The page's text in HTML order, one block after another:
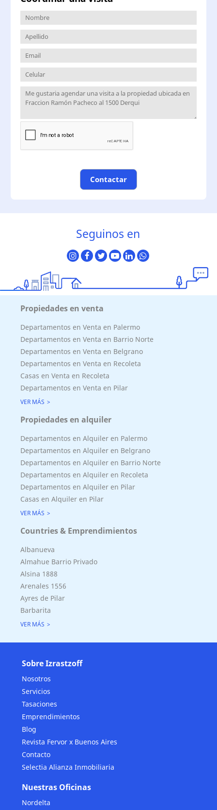
Superficie Terreno 42098.00 M2
Superficie total del inmueble 0.00 M2
Cubierta: 0.00 M2
Semicubierta 0.00 M2
Contactar
Seguinos en
Propiedades en venta
Departamentos en Venta en Palermo
Departamentos en Venta en Barrio Norte
Departamentos en Venta en Belgrano
Departamentos en Venta en Recoleta
Casas en Venta en Recoleta
Departamentos en Venta en Pilar
VER MÁS
Propiedades en alquiler
Departamentos en Alquiler en Palermo
Departamentos en Alquiler en Belgrano
Departamentos en Alquiler en Barrio Norte
Departamentos en Alquiler en Recoleta
Departamentos en Alquiler en Pilar
Casas en Alquiler en Pilar
VER MÁS
Countries & Emprendimientos
Albanueva
Almahue Barrio Privado
Alsina 1888
Arenales 1556
Ayres de Pilar
Barbarita
VER MÁS
Sobre Izrastzoff
Nosotros
Servicios
Tasaciones
Emprendimientos
Blog
Revista Fervor x Buenos Aires
Contacto
Selectia Alianza Inmobiliaria
Nuestras Oficinas
Nordelta